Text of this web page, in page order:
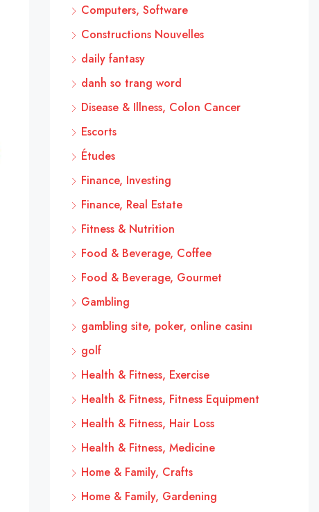
Computers, Software
Constructions Nouvelles
daily fantasy
danh so trang word
Disease & Illness, Colon Cancer
Escorts
Études
Finance, Investing
Finance, Real Estate
Fitness & Nutrition
Food & Beverage, Coffee
Food & Beverage, Gourmet
Gambling
gambling site, poker, online casinı
golf
Health & Fitness, Exercise
Health & Fitness, Fitness Equipment
Health & Fitness, Hair Loss
Health & Fitness, Medicine
Home & Family, Crafts
Home & Family, Gardening